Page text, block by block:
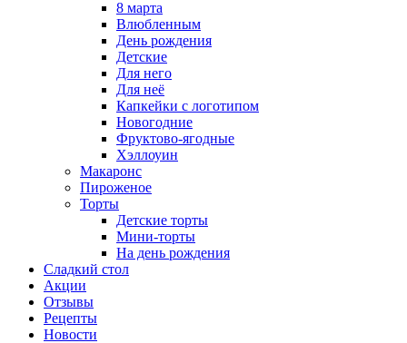
8 марта
Влюбленным
День рождения
Детские
Для него
Для неё
Капкейки с логотипом
Новогодние
Фруктово-ягодные
Хэллоуин
Макаронс
Пироженое
Торты
Детские торты
Мини-торты
На день рождения
Сладкий стол
Акции
Отзывы
Рецепты
Новости